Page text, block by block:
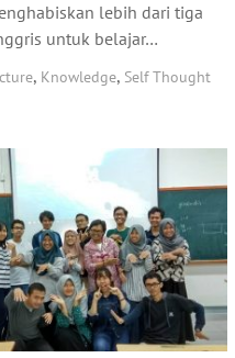
lebih dari tiga
untuk belajar…
, Knowledge, Self Thought